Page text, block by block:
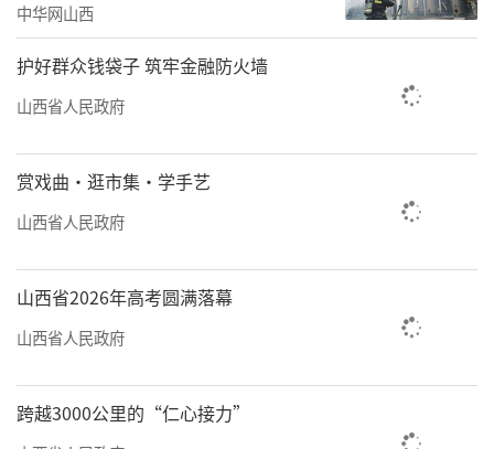
中华网山西
护好群众钱袋子 筑牢金融防火墙
山西省人民政府
赏戏曲·逛市集·学手艺
山西省人民政府
山西省2026年高考圆满落幕
山西省人民政府
跨越3000公里的“仁心接力”